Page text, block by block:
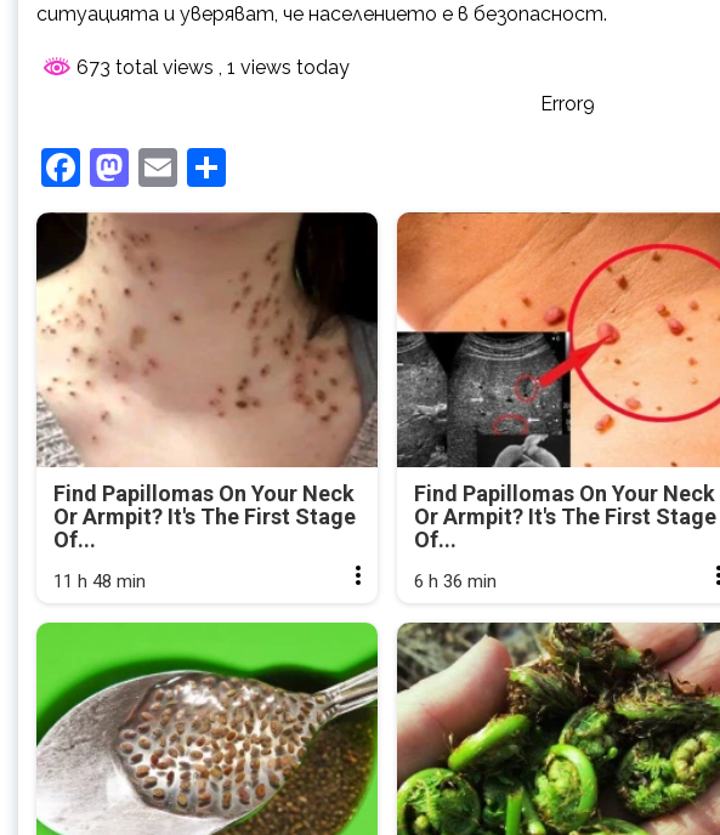
ситуацията и уверяват, че населението е в безопасност.
673 total views , 1 views today
Error9
Facebook
Mastodon
Email
Find Papillomas On Your Neck
Or Armpit? It's The First Stage
Of...
11 h 48 min
Find Papillomas On Your Neck
Or Armpit? It's The First Stage
Of...
6 h 36 min